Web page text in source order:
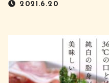
2021.6.20